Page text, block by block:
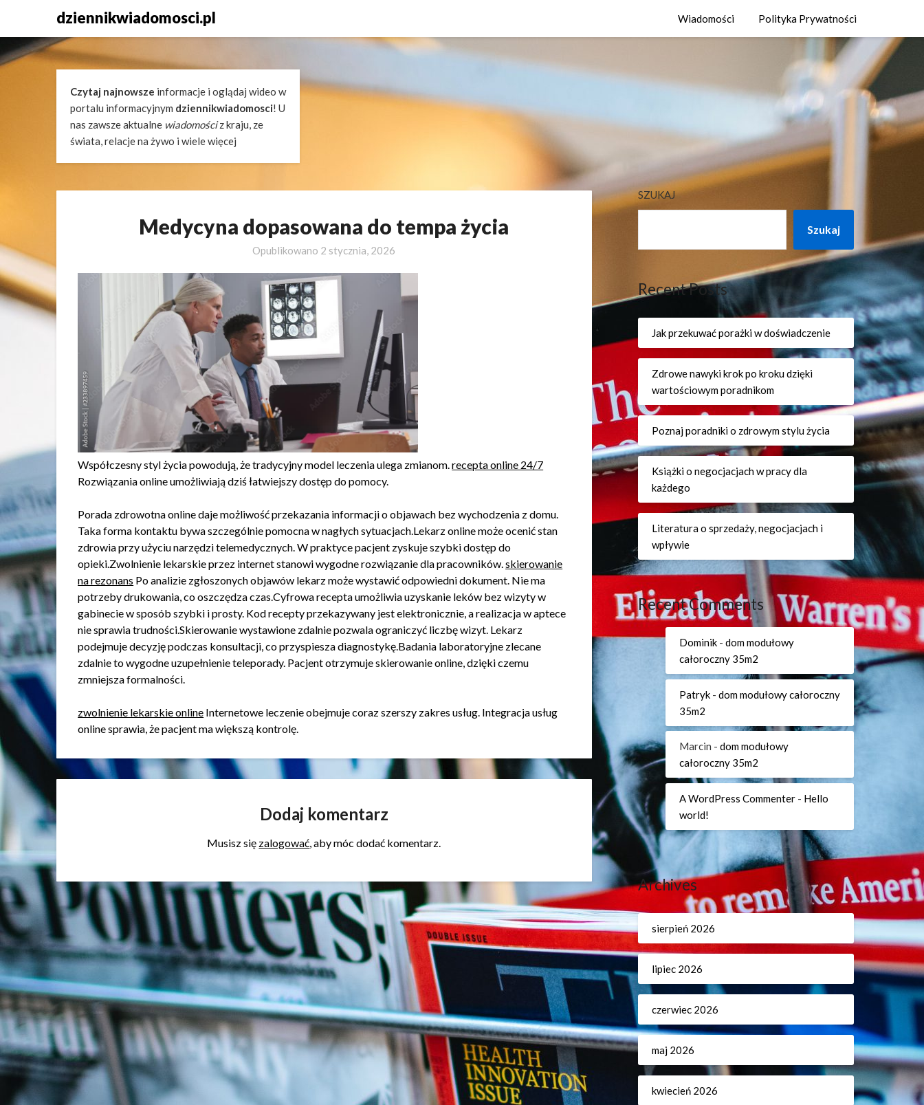
content
dziennikwiadomosci.pl Wiadomości Polityka Prywatności
Czytaj najnowsze informacje i oglądaj wideo w
portalu informacyjnym dziennikwiadomosci! U
nas zawsze aktualne wiadomościz kraju, ze
świata, relacje na żywo i wiele więcej
Medycyna dopasowana do tempa życia
Opublikowano 2 stycznia, 2026
Współczesny styl życia powodują, że tradycyjny model leczenia ulega zmianom.recepta online 24/7
Rozwiązania online umożliwiają dziś łatwiejszy dostęp do pomocy.
Porada zdrowotna online daje możliwość przekazania informacji o objawach bez wychodzenia z domu.
Taka forma kontaktu bywa szczególnie pomocna w nagłych sytuacjach.Lekarz online może ocenić stan
zdrowia przy użyciu narzędzi telemedycznych. W praktyce pacjent zyskuje szybki dostęp do
opieki.Zwolnienie lekarskie przez internet stanowi wygodne rozwiązanie dla pracowników.skierowanie
na rezonans Po analizie zgłoszonych objawów lekarz może wystawić odpowiedni dokument. Nie ma
potrzeby drukowania, co oszczędza czas.Cyfrowa recepta umożliwia uzyskanie leków bez wizyty w
gabinecie w sposób szybki i prosty. Kod recepty przekazywany jest elektronicznie, a realizacja w aptece
nie sprawia trudności.Skierowanie wystawione zdalnie pozwala ograniczyć liczbę wizyt. Lekarz
podejmuje decyzję podczas konsultacji, co przyspiesza diagnostykę.Badania laboratoryjne zlecane
zdalnie to wygodne uzupełnienie teleporady. Pacjent otrzymuje skierowanie online, dzięki czemu
zmniejsza formalności.
zwolnienie lekarskie online Internetowe leczenie obejmuje coraz szerszy zakres usług. Integracja usług
online sprawia, że pacjent ma większą kontrolę.
Dodaj komentarz
Musisz się zalogować, aby móc dodać komentarz.
SZUKAJ
Szukaj
Recent Posts
Jak przekuwać porażki w doświadczenie
Zdrowe nawyki krok po kroku dzięki
wartościowym poradnikom
Poznaj poradniki o zdrowym stylu życia
Książki o negocjacjach w pracy dla
każdego
Literatura o sprzedaży, negocjacjach i
wpływie
Recent Comments
Dominik- dom modułowy
całoroczny 35m2
Patryk- dom modułowy całoroczny
35m2
Marcin - dom modułowy
całoroczny 35m2
A WordPress Commenter- Hello
world!
Archives
sierpień 2026
lipiec 2026
czerwiec 2026
maj 2026
kwiecień 2026